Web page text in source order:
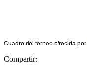
Cuadro del torneo ofrecida por
Compartir: